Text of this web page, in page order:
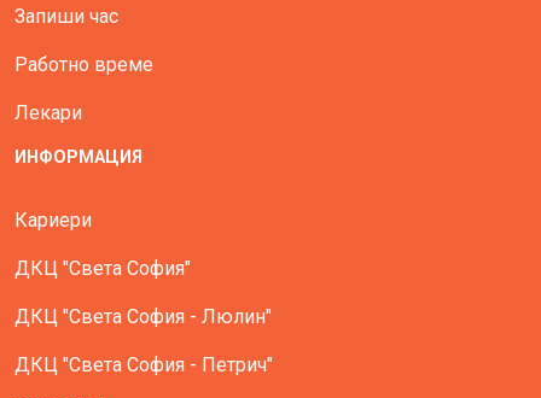
Запиши час
Работно време
Лекари
ИНФОРМАЦИЯ
Кариери
ДКЦ "Света София"
ДКЦ "Света София - Люлин"
ДКЦ "Света София - Петрич"